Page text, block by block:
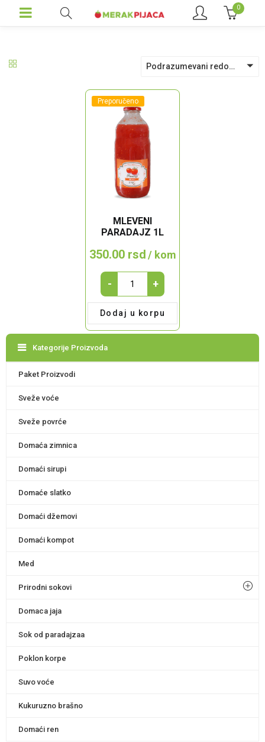
0
Podrazumevani redosled
Preporučeno
MLEVENI
PARADAJZ 1L
350.00 rsd/ kom
MLEVENI
PARADAJZ
1l
quantity
- +
Dodaj u korpu
Kategorije Proizvoda
Paket Proizvodi
Sveže voće
Sveže povrće
Domaća zimnica
Domaći sirupi
Domaće slatko
Domaći džemovi
Domaći kompot
Med
Prirodni sokovi
Domaca jaja
Sok od paradajzaa
Poklon korpe
Suvo voće
Kukuruzno brašno
Domaći ren